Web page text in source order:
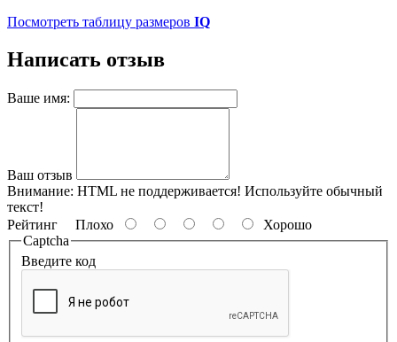
Посмотреть таблицу размеров IQ
Написать отзыв
Ваше имя:
Ваш отзыв
Внимание: HTML не поддерживается! Используйте обычный
текст!
Рейтинг Плохо
Хорошо
Captcha
Введите код